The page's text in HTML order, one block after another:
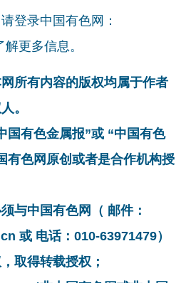
登录中国有色网：
解更多信息。
所有内容的版权均属于作者
。
国有色金属报”或 “中国有色
有色网原创或者是合作机构授
与中国有色网（ 邮件：
或 电话：010-63971479）
取得转载授权；